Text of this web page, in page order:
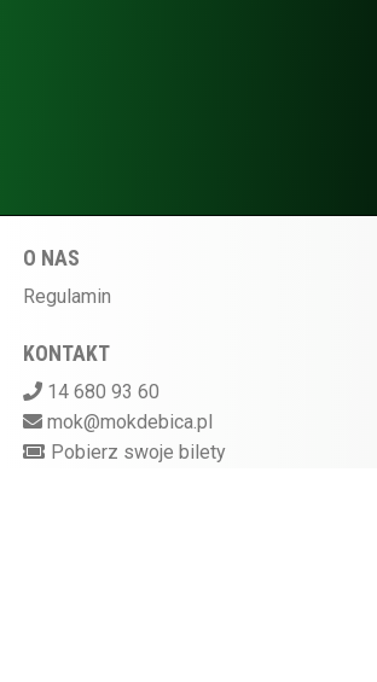
O NAS
Regulamin
KONTAKT
14 680 93 60
mok@mokdebica.pl
Pobierz swoje bilety